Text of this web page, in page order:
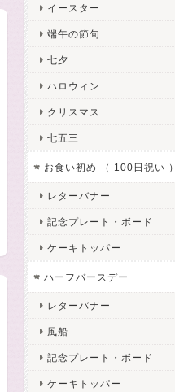
イースター
端午の節句
七夕
ハロウィン
クリスマス
七五三
お食い初め （ 100日祝い ）
レターバナー
記念プレート・ボード
ケーキトッパー
ハーフバースデー
レターバナー
風船
記念プレート・ボード
ケーキトッパー